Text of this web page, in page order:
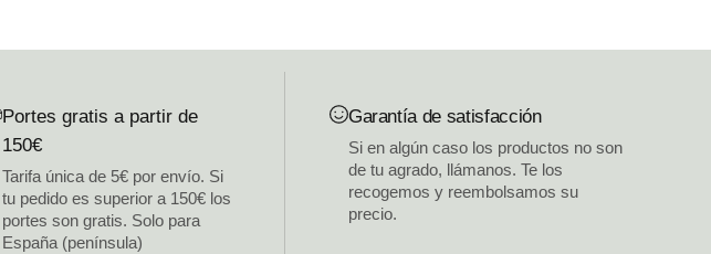
Portes gratis a partir de
150€
Tarifa única de 5€ por envío. Si
tu pedido es superior a 150€ los
portes son gratis. Solo para
España (península)
Garantía de satisfacción
Si en algún caso los productos no son
de tu agrado, llámanos. Te los
recogemos y reembolsamos su
precio.